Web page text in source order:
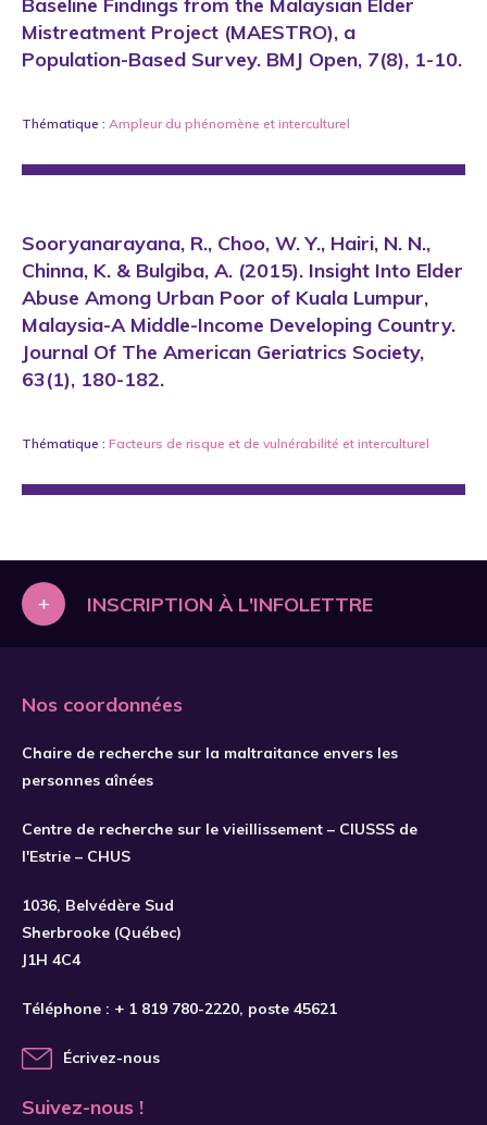
Mistreatment Project (MAESTRO), a
Population-Based Survey. BMJ Open, 7(8), 1-10.
Thématique : Ampleur du phénomène et interculturel
Sooryanarayana, R., Choo, W. Y., Hairi, N. N.,
Chinna, K. & Bulgiba, A. (2015). Insight Into Elder
Abuse Among Urban Poor of Kuala Lumpur,
Malaysia-A Middle-Income Developing Country.
Journal Of The American Geriatrics Society,
63(1), 180-182.
Thématique : Facteurs de risque et de vulnérabilité et interculturel
+ INSCRIPTION À L'INFOLETTRE
Nos coordonnées
Chaire de recherche sur la maltraitance envers les
personnes aînées
Centre de recherche sur le vieillissement – CIUSSS de
l'Estrie – CHUS
1036, Belvédère Sud
Sherbrooke (Québec)
J1H 4C4
Téléphone : + 1 819 780-2220, poste 45621
Écrivez-nous
Suivez-nous !